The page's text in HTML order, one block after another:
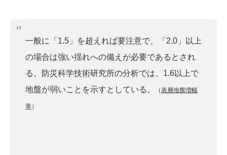
一般に「1.5」を超えれば要注意で、「2.0」以上
の場合は強い揺れへの備えが必要であるとされ
る。防災科学技術研究所の分析では、1.6以上で
地盤が弱いことを示すとしている。
（表層地盤増幅
率）